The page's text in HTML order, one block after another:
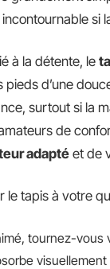
si
à la détente, le
d’une
surtout si la
de
adaptéet de
le tapis à votre
tournez-vous